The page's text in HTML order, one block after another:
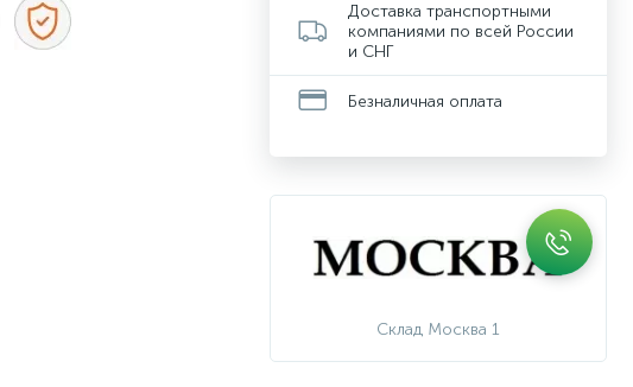
Доставка транспортными
компаниями по всей России
и СНГ
Безналичная оплата
Склад Москва 1